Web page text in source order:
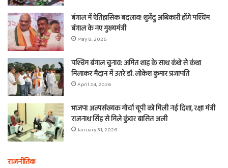
बंगाल में ऐतिहासिक बदलाव! शुभेंदु अधिकारी होंगे पश्चिम
बंगाल के नए मुख्यमंत्री
May 8, 2026
पश्चिम बंगाल चुनाव: अमित शाह के साथ कंधे से कंधा
मिलाकर मैदान में उतरे डॉ. लोकेश कुमार प्रजापति
April 24, 2026
भाजपा अल्पसंख्यक मोर्चा यूपी को मिली नई दिशा, रक्षा मंत्री
राजनाथ सिंह से मिले कुंवर बासित अली
January 31, 2026
राजनीतिक